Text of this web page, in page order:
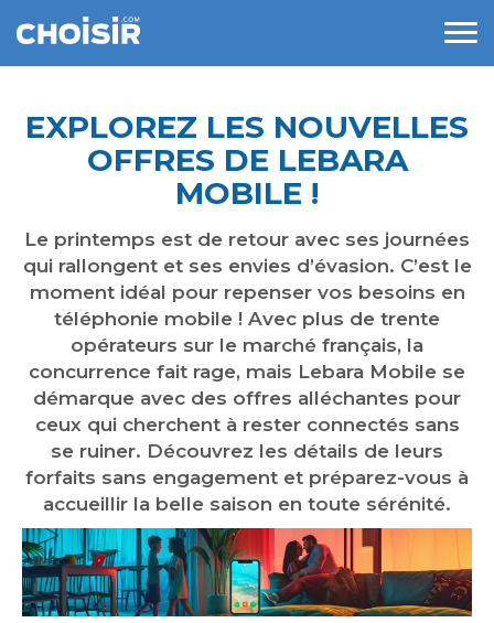
EXPLOREZ LES NOUVELLES
OFFRES DE LEBARA
MOBILE !
Le printemps est de retour avec ses journées
qui rallongent et ses envies d’évasion. C’est le
moment idéal pour repenser vos besoins en
téléphonie mobile ! Avec plus de trente
opérateurs sur le marché français, la
concurrence fait rage, mais Lebara Mobile se
démarque avec des offres alléchantes pour
ceux qui cherchent à rester connectés sans
se ruiner. Découvrez les détails de leurs
forfaits sans engagement et préparez-vous à
accueillir la belle saison en toute sérénité.